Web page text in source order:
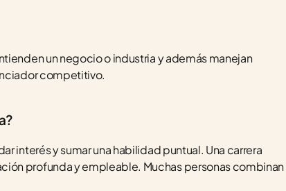
un negocio o industria y además manejan
competitivo.
interés y sumar una habilidad puntual. Una carrera
profunda y empleable. Muchas personas combinan